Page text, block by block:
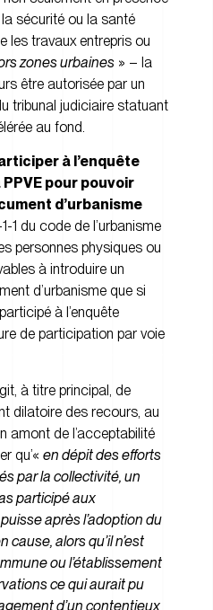
sécurité ou la santé
les travaux entrepris ou
zones urbaines » – la
être autorisée par un
tribunal judiciaire statuant
au fond.
à l’enquête
pour pouvoir
d’urbanisme
1 du code de l’urbanisme
personnes physiques ou
à introduire un
d’urbanisme que si
à l’enquête
de participation par voie
à titre principal, de
dilatoire des recours, au
amont de l’acceptabilité
qu’« en dépit des efforts
par la collectivité, un
participé aux
après l’adoption du
alors qu’il n’est
ou l’établissement
ce qui aurait pu
d’un contentieux